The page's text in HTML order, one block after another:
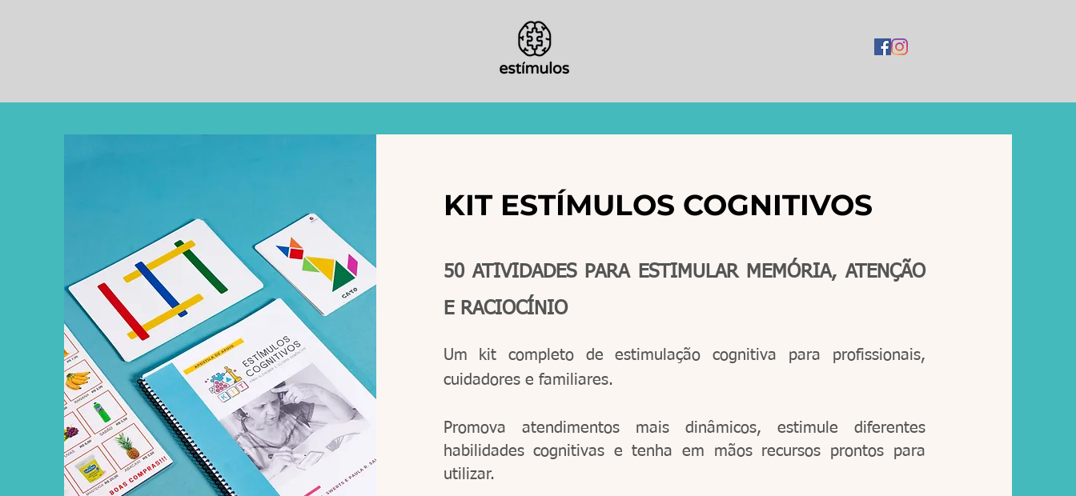
KIT ESTÍMULOS COGNITIVOS
50 ATIVIDADES PARA ESTIMULAR MEMÓRIA, ATENÇÃO
E RACIOCÍNIO
Um kit completo de estimulação cognitiva para profissionais,
cuidadores e familiares.
Promova atendimentos mais dinâmicos, estimule diferentes
habilidades cognitivas e tenha em mãos recursos prontos para
utilizar.